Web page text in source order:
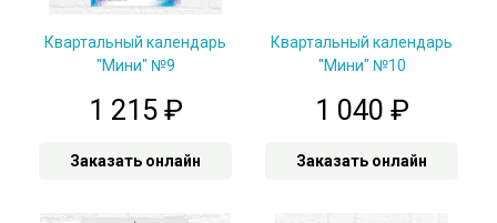
Квартальный календарь
"Мини" №9
1 215 ₽
Заказать онлайн
Квартальный календарь
"Мини" №10
1 040 ₽
Заказать онлайн